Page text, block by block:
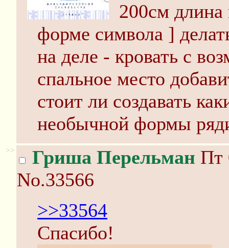
200см длина
форме символа ]
на деле - кровать с
спальное место
стоит ли создавать
необычной формы
>> Гриша Перельман Пт
No.33566
>>33564
Спасибо!